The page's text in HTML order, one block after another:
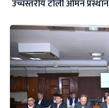
उच्चस्तरीय टोली ओमन प्रस्थान